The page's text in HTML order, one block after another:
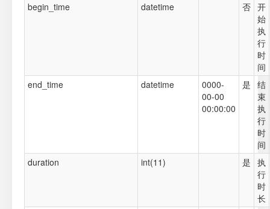
begin_time
datetime 否 开
始
执
行
时
间
end_time
datetime
0000-
00-00
00:00:00
是 结
束
执
行
时
间
duration
int(11) 是 执
行
时
长